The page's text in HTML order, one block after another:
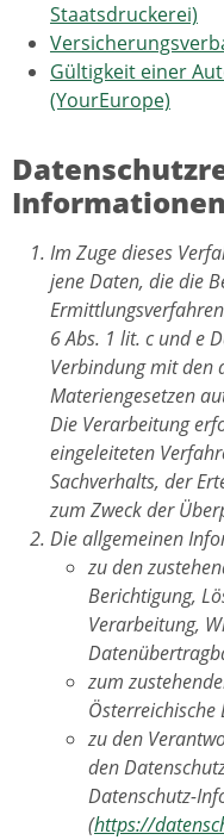
Staatsdruckerei)
Gültigkeit einer
(YourEurope)
Informationen
Im Zuge dieses
jene Daten, die die
6 Abs. 1 lit. c und e
Verbindung mit den
Materiengesetzen
Die Verarbeitung
eingeleiteten
Sachverhalts, der
zum Zweck der
Die allgemeinen
zu den
Berichtigung,
Verarbeitung,
zum
zu den
den
Datenschutz-
(https://